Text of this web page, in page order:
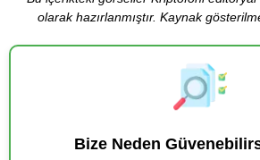
olarak hazırlanmıştır. Kaynak
Bize Neden